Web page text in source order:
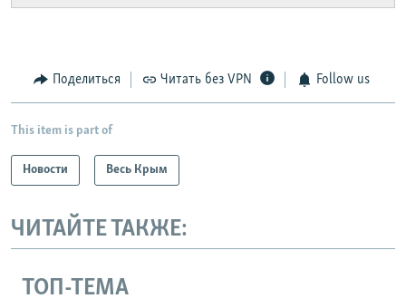
Поделиться Читать без VPN Follow us
This item is part of
Новости Весь Крым
ЧИТАЙТЕ ТАКЖЕ:
ТОП-ТЕМА